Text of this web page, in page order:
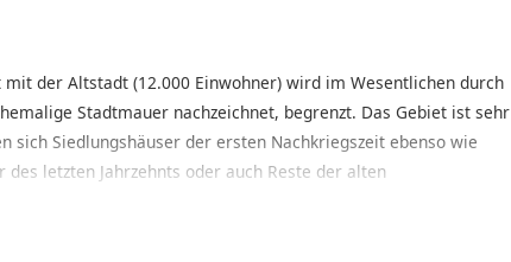
der Altstadt (12.000 Einwohner) wird im Wesentlichen durch
Stadtmauer nachzeichnet, begrenzt. Das Gebiet ist sehr
sich Siedlungshäuser der ersten Nachkriegszeit ebenso wie
letzten Jahrzehnts oder auch Reste der alten